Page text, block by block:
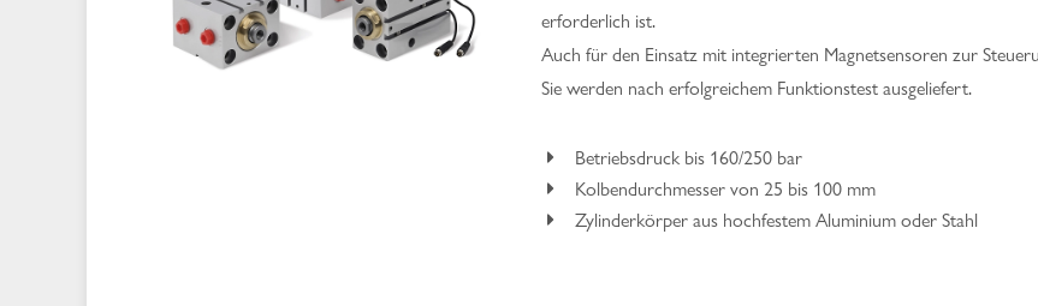
erforderlich ist.
Auch für den Einsatz mit integrierten Magnetsensoren zur
Sie werden nach erfolgreichem Funktionstest ausgeliefert.
Betriebsdruck bis 160/250 bar
Kolbendurchmesser von 25 bis 100 mm
Zylinderkörper aus hochfestem Aluminium oder Stahl